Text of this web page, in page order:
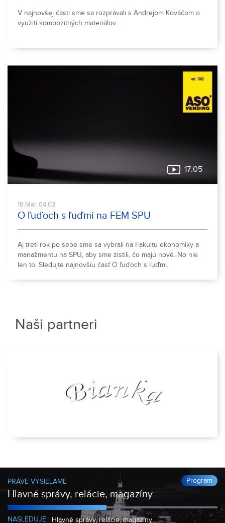
V najnovšej časti sme sa rozprávali s Andrejom Kováčom o
využití kompozitných materiálov.
17:05
18.Mar, 04:03
O ľuďoch s ľuďmi na FEM SPU
Aj tretí rok po sebe sme sa vybrali na Fakultu ekonomiky a
manažmentu na SPU, aby sme zistili, čo majú nové. No nie
len to. Sledujte najnovšiu časť O ľuďoch s ľuďmi.
Naši partneri
Program
PRÁVE VYSIELAME
Hlavné správy, relácie, magazíny
NASLEDUJE: Hlavné správy, relácie, magazíny